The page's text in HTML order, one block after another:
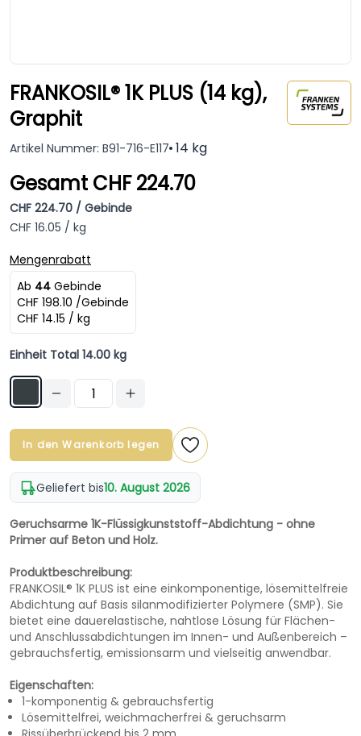
FRANKOSIL® 1K PLUS (14 kg),
Graphit
Artikel Nummer: B91-716-E117 14 kg
Gesamt CHF 224.70
CHF 224.70 / Gebinde
CHF 16.05 / kg
Mengenrabatt
Ab 44 Gebinde
CHF 198.10 /Gebinde
CHF 14.15 / kg
Einheit Total 14.00 kg
In den Warenkorb legen
Geliefert bis10. August 2026
Geruchsarme 1K-Flüssigkunststoff-Abdichtung - ohne
Primer auf Beton und Holz.
Produktbeschreibung:
FRANKOSIL® 1K PLUS ist eine einkomponentige, lösemittelfreie
Abdichtung auf Basis silanmodifizierter Polymere (SMP). Sie
bietet eine dauerelastische, nahtlose Lösung für Flächen-
und Anschlussabdichtungen im Innen- und Außenbereich –
gebrauchsfertig, emissionsarm und vielseitig anwendbar.
Eigenschaften:
1-komponentig & gebrauchsfertig
Lösemittelfrei, weichmacherfrei & geruchsarm